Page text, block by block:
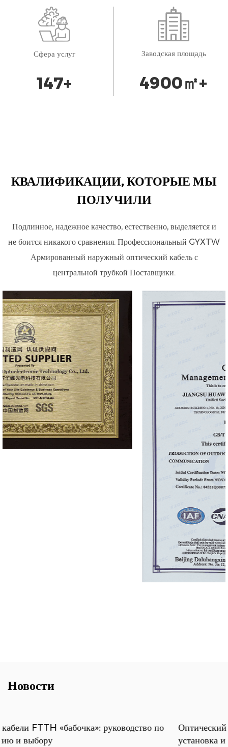
Сфера услуг
150+
Заводская площадь
5000㎡+
КВАЛИФИКАЦИИ, КОТОРЫЕ МЫ
ПОЛУЧИЛИ
Подлинное, надежное качество, естественно, выделяется и
не боится никакого сравнения. Профессиональный GYXTW
Армированный наружный оптический кабель с
центральной трубкой Поставщики.
Новости
по
Оптический заземляющий провод (OPGW):
установка и характеристики